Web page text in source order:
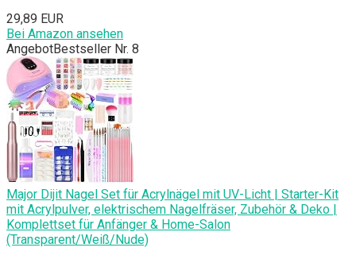
29,89 EUR
Bei Amazon ansehen
AngebotBestseller Nr. 8
Major Dijit Nagel Set für Acrylnägel mit UV-Licht | Starter-Kit
mit Acrylpulver, elektrischem Nagelfräser, Zubehör & Deko |
Komplettset für Anfänger & Home-Salon
(Transparent/Weiß/Nude)